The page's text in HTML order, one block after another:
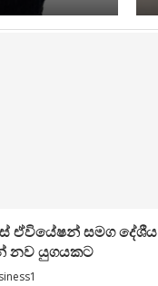
ඒවියේෂන් සමග දේශීය
නව යුගයකට